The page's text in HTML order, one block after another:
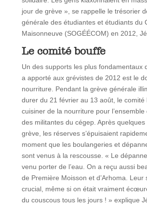
jour de grève », se rappelle le trésorier
générale des étudiantes et étudiants du
Maisonneuve (SOGÉÉCOM) en 2012,
Le comité bouffe
Un des supports les plus fondamentaux
a apporté aux grévistes de 2012 est le
nourriture. Pendant la grève générale
durer du 21 février au 13 août, le comité
cuisiner de la nourriture pour
des militantes du cégep. Après quelques
grève, les réserves s’épuisaient
moment que les boulangeries et
sont venus à la rescousse. « Le
venu porter de l’eau. On a reçu aussi
de Première Moisson et d’Arhoma. Leur
crucial, même si on était vraiment
du couscous tous les jours ! » explique